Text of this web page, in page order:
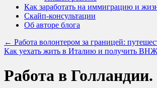
Как заработать на иммиграцию и
Скайп-консультации
Об авторе блога
← Работа волонтером за границей:
Как уехать жить в Италию и получить ВНЖ
Работа в